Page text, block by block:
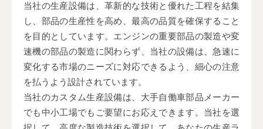
当社の生産設備は、革新的な技術と優れた工程を結集
し、部品の生産性を高め、最高の品質を確保すること
を目的としています。エンジンの重要部品の製造や変
速機の部品の製造に関わらず、当社の設備は、急速に
変化する市場のニーズに対応できるよう、細心の注意
を払うよう設計されています。
当社のカスタム生産設備は、大手自働車部品メーカー
でも中小工場でもご要望にお応えできます。当社を選